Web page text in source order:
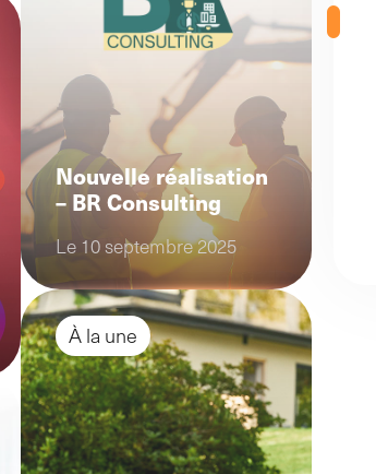
Nouvelle réalisation
– BR Consulting
Le 10 septembre 2025
À la une